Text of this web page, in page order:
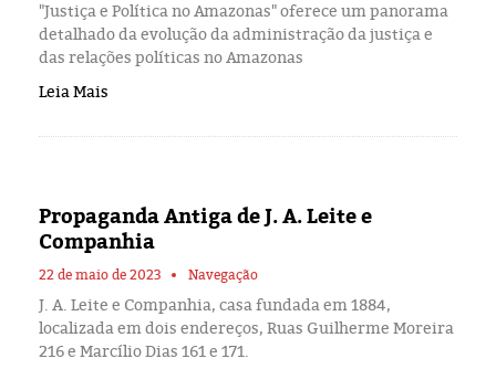
"Justiça e Política no Amazonas" oferece um panorama
detalhado da evolução da administração da justiça e
das relações políticas no Amazonas
Leia Mais
Propaganda Antiga de J. A. Leite e
Companhia
22 de maio de 2023 Navegação
J. A. Leite e Companhia, casa fundada em 1884,
localizada em dois endereços, Ruas Guilherme Moreira
216 e Marcílio Dias 161 e 171.